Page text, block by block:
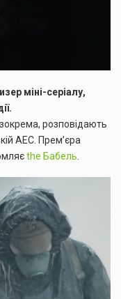
міні-серіалу,
розповідають
АЕС. Прем’єра
the Бабель.